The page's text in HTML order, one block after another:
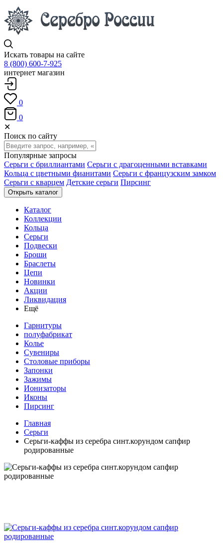
Искать товары на сайте
8 (800) 600-7-925
интернет магазин
0
0
✕
Поиск по сайту
Популярные запросы
Серьги с бриллиантами Серьги с драгоценными вставками
Кольца с цветными фианитами Серьги с французским замком
Серьги с кварцем Детские серьги Пирсинг
Открыть каталог
Каталог
Коллекции
Кольца
Серьги
Подвески
Броши
Браслеты
Цепи
Новинки
Акции
Ликвидация
Ещё
Гарнитуры
полуфабрикат
Колье
Сувениры
Столовые приборы
Запонки
Зажимы
Ионизаторы
Иконы
Пирсинг
Главная
Серьги
Серьги-каффы из серебра синт.корундом сапфир
родированные